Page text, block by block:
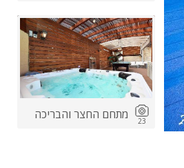
23 מתחם החצר והבריכה